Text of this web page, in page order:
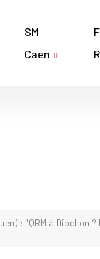
SM
Caen
: "QRM à Diochon